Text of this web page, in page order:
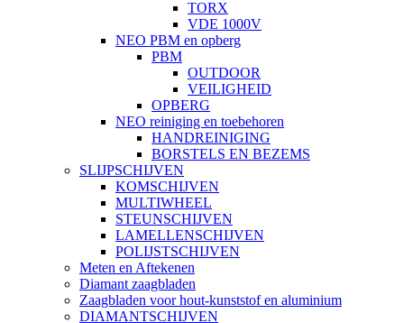
TORX
VDE 1000V
NEO PBM en opberg
PBM
OUTDOOR
VEILIGHEID
OPBERG
NEO reiniging en toebehoren
HANDREINIGING
BORSTELS EN BEZEMS
SLIJPSCHIJVEN
KOMSCHIJVEN
MULTIWHEEL
STEUNSCHIJVEN
LAMELLENSCHIJVEN
POLIJSTSCHIJVEN
Meten en Aftekenen
Diamant zaagbladen
Zaagbladen voor hout-kunststof en aluminium
DIAMANTSCHIJVEN